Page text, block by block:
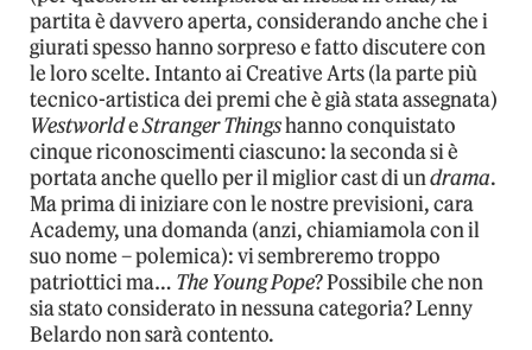
partita è davvero aperta, considerando anche che i
giurati spesso hanno sorpreso e fatto discutere con
le loro scelte. Intanto ai Creative Arts (la parte più
tecnico-artistica dei premi che è già stata assegnata)
WestworldeStranger Thingshanno conquistato
cinque riconoscimenti ciascuno: la seconda si è
portata anche quello per il miglior cast di undrama.
Ma prima di iniziare con le nostre previsioni, cara
Academy, una domanda (anzi, chiamiamola con il
suo nome – polemica): vi sembreremo troppo
patriottici ma… The Young Pope? Possibile che non
sia stato considerato in nessuna categoria? Lenny
Belardo non sarà contento.